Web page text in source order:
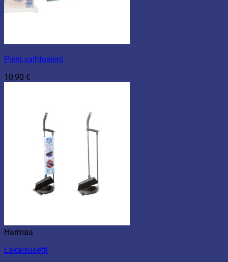
Pieni vaihtosieni
10,90 €
Harmaa
Lakaisusetti